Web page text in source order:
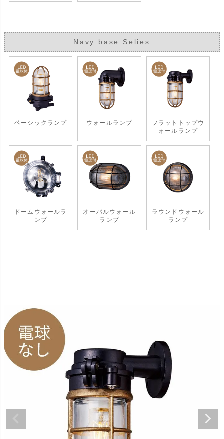
Navy base Selies
ベーシックランプ ウォールランプ
フラットトップウ
ォールランプ
ドームウォールラ
ンプ
オーバルウォール
ランプ
ラウンドウォール
ランプ